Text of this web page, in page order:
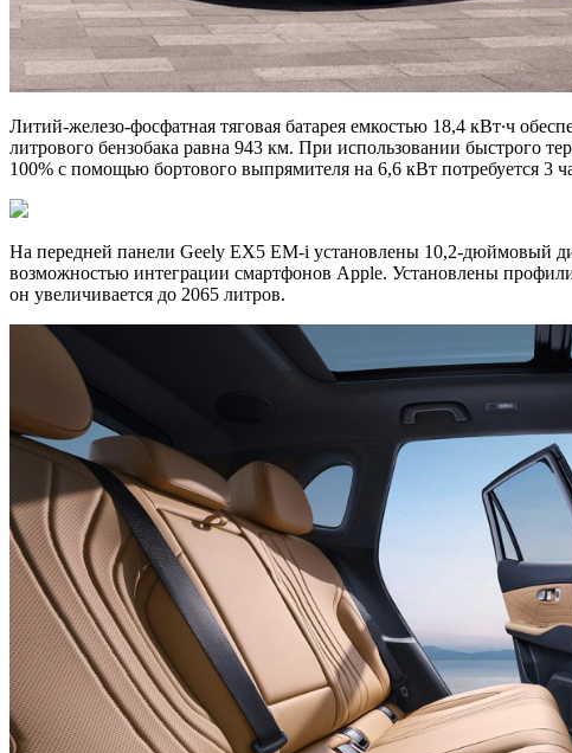
Литий-железо-фосфатная тяговая батарея емкостью 18,4 кВт∙ч
литрового бензобака равна 943 км. При использовании быстрого
100% с помощью бортового выпрямителя на 6,6 кВт потребуется 3
На передней панели Geely EX5 EM-i установлены 10,2-дюймовый
возможностью интеграции смартфонов Apple. Установлены
он увеличивается до 2065 литров.